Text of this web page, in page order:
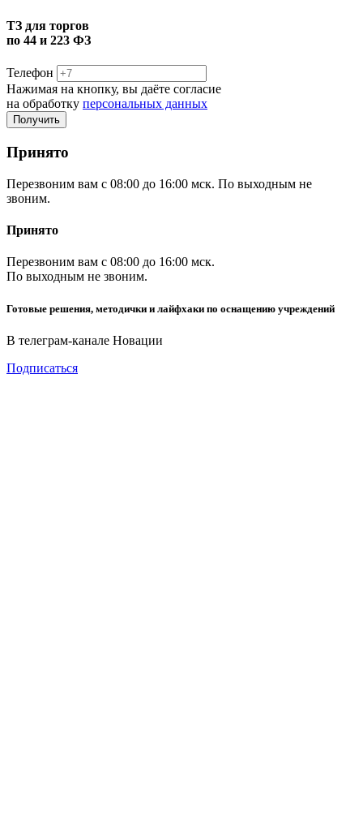
ТЗ для торгов
по 44 и 223 ФЗ
Телефон
Нажимая на кнопку, вы даёте согласие
на обработку персональных данных
Принято
Перезвоним вам с 08:00 до 16:00 мск. По выходным не
звоним.
Принято
Перезвоним вам с 08:00 до 16:00 мск.
По выходным не звоним.
Готовые решения, методички и лайфхаки по оснащению учреждений
В телеграм-канале Новации
Подписаться